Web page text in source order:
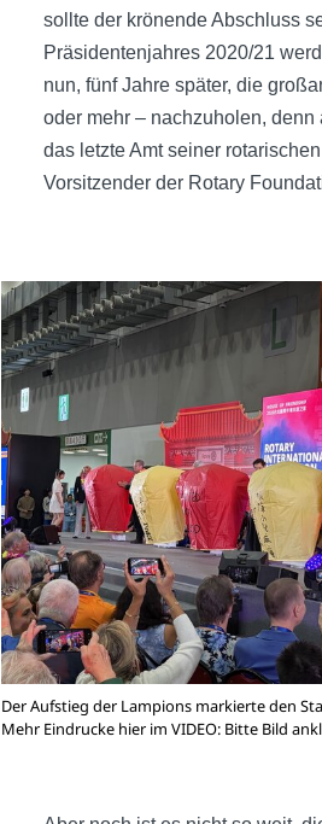
sollte der krönende Abschluss
Präsidentenjahres 2020/21
nun, fünf Jahre später, die
oder mehr – nachzuholen, denn
das letzte Amt seiner
Vorsitzender der Rotary
Der Aufstieg der Lampions markierte den
Mehr Eindrucke hier im VIDEO: Bitte Bild